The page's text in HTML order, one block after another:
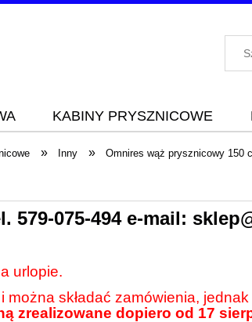
KABINY PRYSZNICOWE
» Inny » Omnires wąż prysznicowy 150
579-075-494e-mail:
urlopie.
składać zamówienia, jednak
zrealizowane dopiero od 17